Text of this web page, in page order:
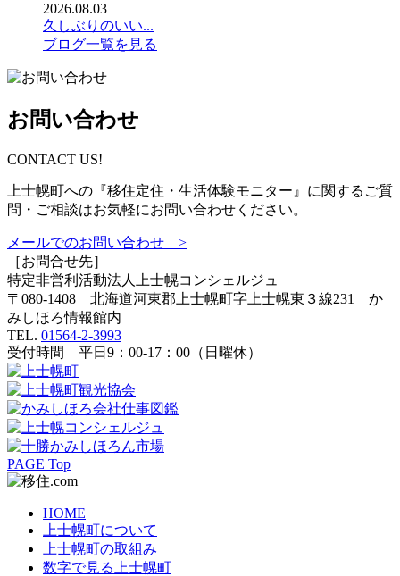
2026.08.03
久しぶりのいい...
ブログ一覧を見る
お問い合わせ
CONTACT US!
上士幌町への『移住定住・生活体験モニター』に関するご質
問・ご相談はお気軽にお問い合わせください。
メールでのお問い合わせ >
［お問合せ先］
特定非営利活動法人
上士幌コンシェルジュ
〒080-1408 北海道河東郡上士幌町字上士幌東３線231 か
みしほろ情報館内
TEL. 01564-2-3993
受付時間 平日9：00-17：00（日曜休）
PAGE Top
HOME
上士幌町について
上士幌町の取組み
数字で見る上士幌町